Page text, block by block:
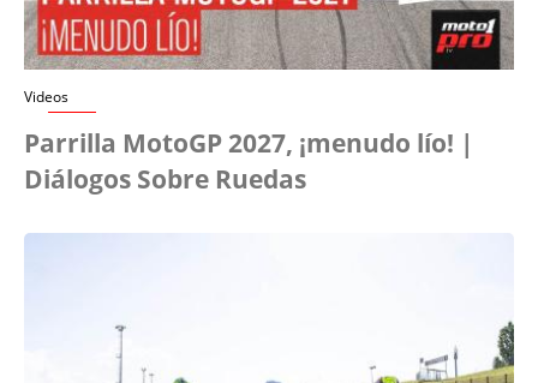
Videos
Parrilla MotoGP 2027, ¡menudo lío! |
Diálogos Sobre Ruedas